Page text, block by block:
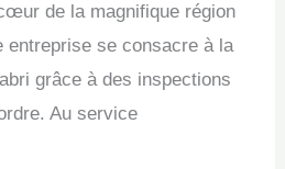
de la magnifique région
entreprise se consacre à la
grâce à des inspections
Au service